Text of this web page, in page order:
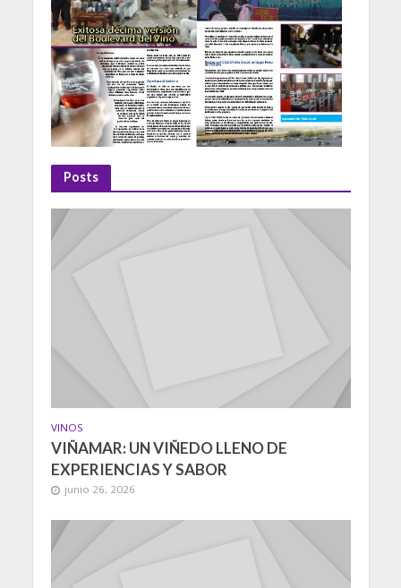
Posts
VINOS
VIÑAMAR: UN VIÑEDO LLENO DE
EXPERIENCIAS Y SABOR
junio 26, 2026